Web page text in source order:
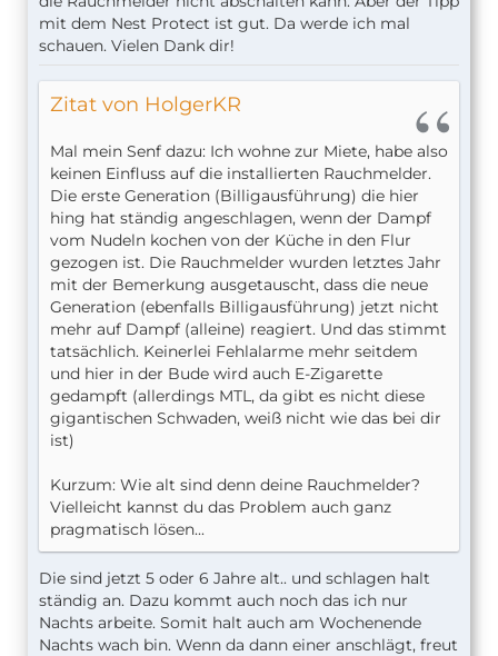
Rauchmelder auch einfach wie jeder andere, nur
mit der Besonderheit, dass er Benachrichtigungen
vernetzt ist.
Du kannst es vllt. schaffen, das die
Benachrichtigungen nicht erscheinen, aber ein
smarter Rauchmelder ist eig. nicht dazu da, dass
man ihn komplett deaktivieren kann. Lass mal dein
Internet ausfallen in der Nacht und es brennt.
Ansonsten schau dir mal den Nest Protect von
Google an, der hat eine Dampferkennung:
und eine Funktion, die keinen "voreiligen" Alarm
auslöst:
In wie weit die Dampferkennung bei e-Zigaretten
funktioniert kann ich dir nicht sagen.
mit dem Nest Protect ist gut. Da werde ich mal
schauen. Vielen Dank dir!
Zitat von HolgerKR
Mal mein Senf dazu: Ich wohne zur Miete, habe also
keinen Einfluss auf die installierten Rauchmelder.
Die erste Generation (Billigausführung) die hier
hing hat ständig angeschlagen, wenn der Dampf
vom Nudeln kochen von der Küche in den Flur
gezogen ist. Die Rauchmelder wurden letztes Jahr
mit der Bemerkung ausgetauscht, dass die neue
Generation (ebenfalls Billigausführung) jetzt nicht
mehr auf Dampf (alleine) reagiert. Und das stimmt
tatsächlich. Keinerlei Fehlalarme mehr seitdem
und hier in der Bude wird auch E-Zigarette
gedampft (allerdings MTL, da gibt es nicht diese
gigantischen Schwaden, weiß nicht wie das bei dir
ist)
Kurzum: Wie alt sind denn deine Rauchmelder?
Vielleicht kannst du das Problem auch ganz
pragmatisch lösen...
Die sind jetzt 5 oder 6 Jahre alt.. und schlagen halt
ständig an. Dazu kommt auch noch das ich nur
Nachts arbeite. Somit halt auch am Wochenende
Nachts wach bin. Wenn da dann einer anschlägt, freut